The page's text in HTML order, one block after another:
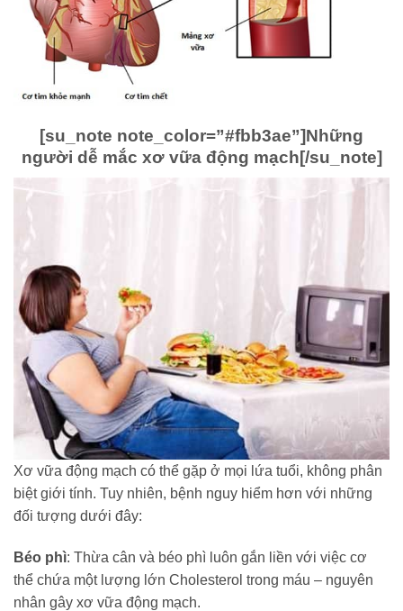
[su_note note_color=”#fbb3ae”]Những
người dễ mắc xơ vữa động mạch[/su_note]
Xơ vữa động mạch có thể gặp ở mọi lứa tuổi, không phân
biệt giới tính. Tuy nhiên, bệnh nguy hiểm hơn với những
đối tượng dưới đây:
Béo phì: Thừa cân và béo phì luôn gắn liền với việc cơ
thể chứa một lượng lớn Cholesterol trong máu – nguyên
nhân gây xơ vữa động mạch.